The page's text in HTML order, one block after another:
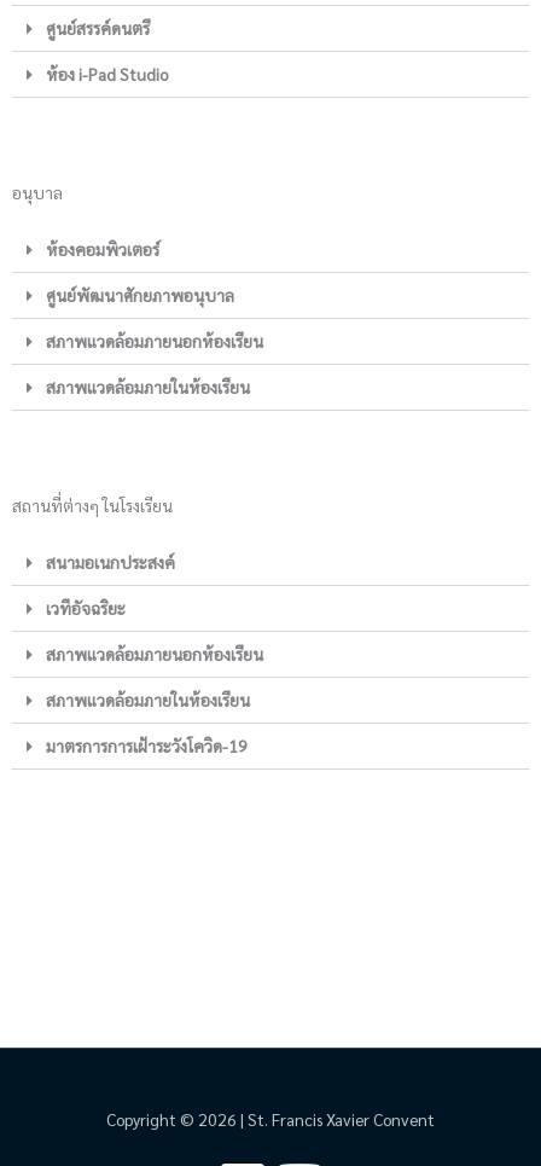
ศูนย์สรรค์ดนตรี
ห้อง i-Pad Studio
อนุบาล
ห้องคอมพิวเตอร์
ศูนย์พัฒนาศักยภาพอนุบาล
สภาพแวดล้อมภายนอกห้องเรียน
สภาพแวดล้อมภายในห้องเรียน
สถานที่ต่างๆ ในโรงเรียน
สนามอเนกประสงค์
เวทีอัจฉริยะ
สภาพแวดล้อมภายนอกห้องเรียน
สภาพแวดล้อมภายในห้องเรียน
มาตรการการเฝ้าระวังโควิด-19
Copyright © 2026 | St. Francis Xavier Convent